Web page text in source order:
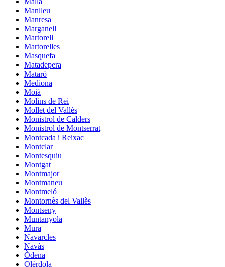
Manlleu
Manresa
Marganell
Martorell
Martorelles
Masquefa
Matadepera
Mataró
Mediona
Moià
Molins de Rei
Mollet del Vallès
Monistrol de Calders
Monistrol de Montserrat
Montcada i Reixac
Montclar
Montesquiu
Montgat
Montmajor
Montmaneu
Montmeló
Montornès del Vallès
Montseny
Muntanyola
Mura
Navarcles
Navàs
Òdena
Olèrdola